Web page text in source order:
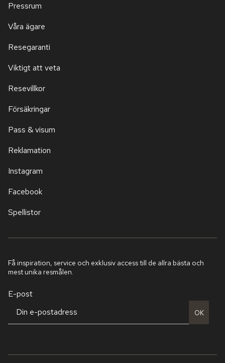
Pressrum
Våra ägare
Resegaranti
Viktigt att veta
Resevillkor
Försäkringar
Pass & visum
Reklamation
Instagram
Facebook
Spellistor
Få inspiration, service och exklusiv access till de allra bästa och
mest unika resmålen.
E-post
OK